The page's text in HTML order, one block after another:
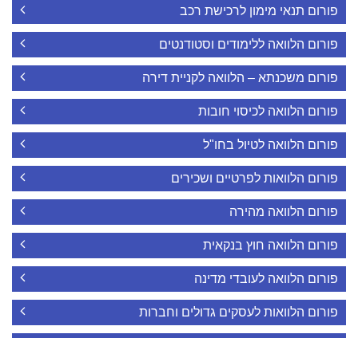
פורום תנאי מימון לרכישת רכב
פורום הלוואה ללימודים וסטודנטים
פורום משכנתא – הלוואה לקניית דירה
פורום הלוואה לכיסוי חובות
פורום הלוואה לטיול בחו"ל
פורום הלוואות לפרטיים ושכירים
פורום הלוואה מהירה
פורום הלוואה חוץ בנקאית
פורום הלוואה לעובדי מדינה
פורום הלוואות לעסקים גדולים וחברות